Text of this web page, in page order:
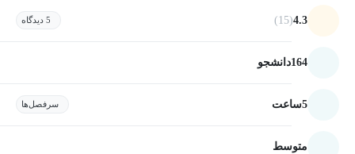
4.3
(15) 5 دیدگاه
164دانشجو
5ساعت سرفصل‌ها
متوسط